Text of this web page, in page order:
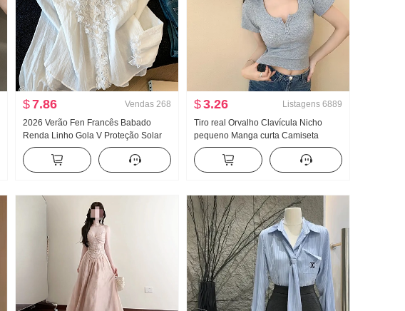
$7.86 Vendas 268
2026 Verão Fen Francês Babado
Renda Linho Gola V Proteção Solar
Camisa Manga longa feminina Solto
Design Sentido Para cima
$3.26 Listagens 6889
Tiro real Orvalho Clavícula Nicho
pequeno Manga curta Camiseta
Feminino Verão Garota estilosa
Apertado Novo Botão Design Sentido
Modelo Curto Top